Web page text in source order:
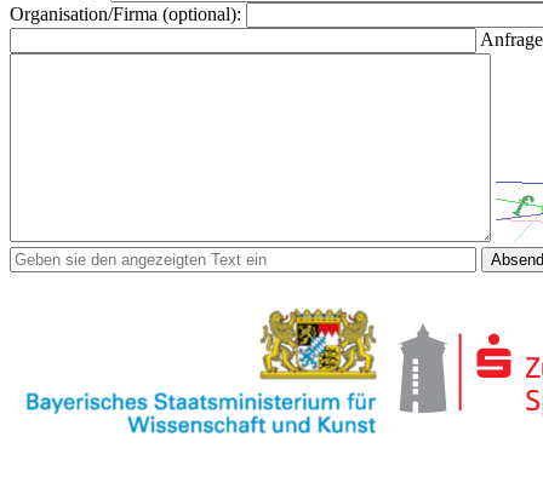
Organisation/Firma (optional):